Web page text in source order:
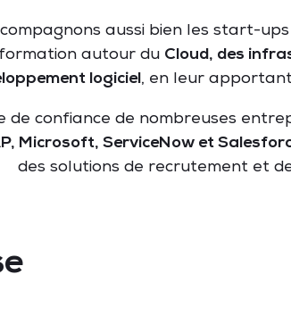
aussi bien les start-
autour du Cloud, des
logiciel, en leur
de confiance de nombreuses
Microsoft, ServiceNow et
des solutions de recrutement et